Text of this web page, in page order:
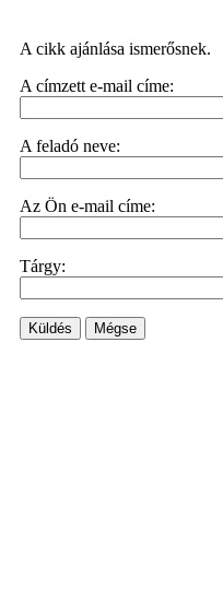
A cikk ajánlása ismerősnek.
A címzett e-mail címe:
A feladó neve:
Az Ön e-mail címe:
Tárgy:
Küldés Mégse